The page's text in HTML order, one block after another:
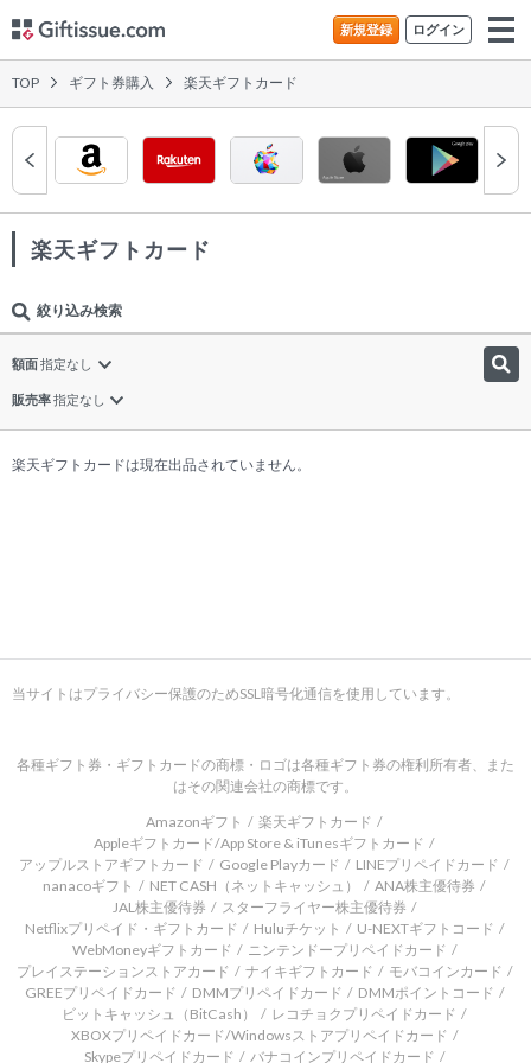
新規登録 ログイン
TOP ギフト券購入 楽天ギフトカード
楽天ギフトカード
絞り込み
額面指定なし
販売率指定なし
楽天ギフトカードは現在出品されていません。
当サイトはプライバシー保護のためSSL暗号化通信を使用しています。
各種ギフト券・ギフトカードの商標・ロゴは各種ギフト券の権利所有者、また
はその関連会社の商標です。
Amazonギフト
楽天ギフトカード
Appleギフトカード/App Store & iTunesギフトカード
アップルストアギフトカード
Google Playカード
LINEプリペイドカード
nanacoギフト
NET CASH（ネットキャッシュ）
ANA株主優待券
JAL株主優待券
スターフライヤー株主優待券
Netflixプリペイド・ギフトカード
Huluチケット
U-NEXTギフトコード
WebMoneyギフトカード
ニンテンドープリペイドカード
プレイステーションストアカード
ナイキギフトカード
モバコインカード
GREEプリペイドカード
DMMプリペイドカード
DMMポイントコード
ビットキャッシュ（BitCash）
レコチョクプリペイドカード
XBOXプリペイドカード/Windowsストアプリペイドカード
Skypeプリペイドカード
バナコインプリペイドカード